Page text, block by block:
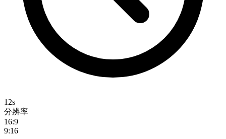
12s
分辨率
16:9
9:16